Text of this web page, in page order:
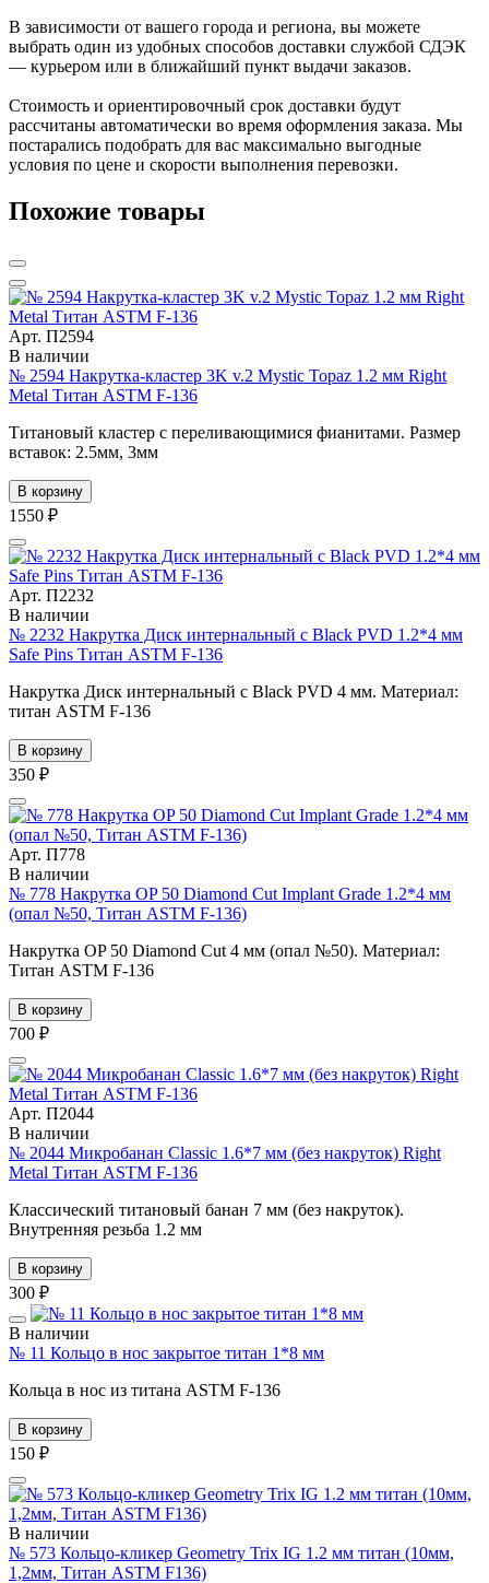
В зависимости от вашего города и региона, вы можете
выбрать один из удобных способов доставки службой СДЭК
— курьером или в ближайший пункт выдачи заказов.
Стоимость и ориентировочный срок доставки будут
рассчитаны автоматически во время оформления заказа. Мы
постарались подобрать для вас максимально выгодные
условия по цене и скорости выполнения перевозки.
Похожие товары
Арт. П2594
В наличии
№ 2594 Накрутка-кластер 3K v.2 Mystic Topaz 1.2 мм Right
Metal Титан ASTM F-136
Титановый кластер с переливающимися фианитами. Размер
вставок: 2.5мм, 3мм
В корзину
1550 ₽
Арт. П2232
В наличии
№ 2232 Накрутка Диск интернальный с Black PVD 1.2*4 мм
Safe Pins Титан ASTM F-136
Накрутка Диск интернальный с Black PVD 4 мм. Материал:
титан ASTM F-136
В корзину
350 ₽
Арт. П778
В наличии
№ 778 Накрутка OP 50 Diamond Cut Implant Grade 1.2*4 мм
(опал №50, Титан ASTM F-136)
Накрутка OP 50 Diamond Cut 4 мм (опал №50). Материал:
Титан ASTM F-136
В корзину
700 ₽
Арт. П2044
В наличии
№ 2044 Микробанан Classic 1.6*7 мм (без накруток) Right
Metal Титан ASTM F-136
Классический титановый банан 7 мм (без накруток).
Внутренняя резьба 1.2 мм
В корзину
300 ₽
В наличии
№ 11 Кольцо в нос закрытое титан 1*8 мм
Кольца в нос из титана ASTM F-136
В корзину
150 ₽
В наличии
№ 573 Кольцо-кликер Geometry Trix IG 1.2 мм титан (10мм,
1,2мм, Титан ASTM F136)